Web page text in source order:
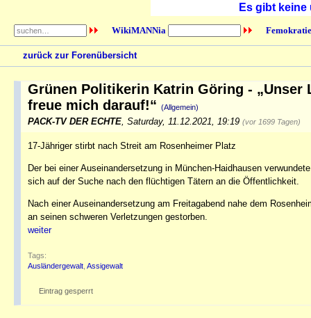
Es gibt
WikiMANNia
zurück zur Forenübersicht
Grünen Politikerin Katrin Göring -
freue mich darauf!“ (Allgemein)
PACK-TV DER ECHTE Saturday, 11.12.2021, 19:19 (vor 1699 Tagen)
17-Jähriger stirbt nach Streit am Rosenheimer Platz
Der bei einer Auseinandersetzung in München-Haidhausen
sich auf der Suche nach den flüchtigen Tätern an die Öffentlichkeit.
Nach einer Auseinandersetzung am Freitagabend nahe dem
an seinen schweren Verletzungen gestorben.
weiter
Tags:
Ausländergewalt Assigewalt
Eintrag gesperrt